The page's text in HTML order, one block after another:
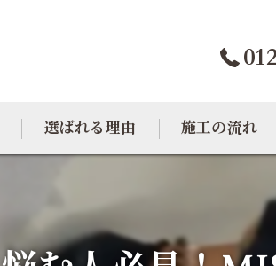
選ばれる理由 施工の流れ